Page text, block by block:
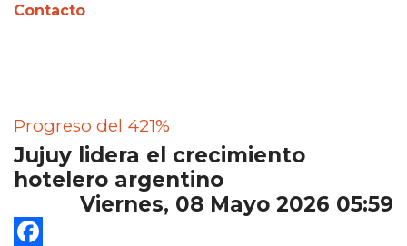
Contacto
Progreso del 421%
Jujuy lidera el crecimiento
hotelero argentino
Viernes, 08 Mayo 2026 05:59